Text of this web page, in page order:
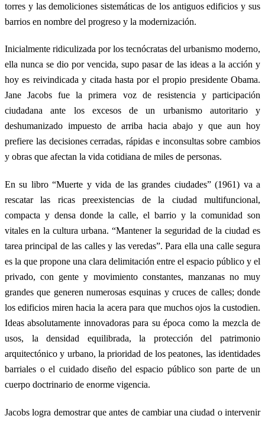
torres y las demoliciones sistemáticas de los antiguos edificios y sus
barrios en nombre del progreso y la modernización.
Inicialmente ridiculizada por los tecnócratas del urbanismo moderno,
ella nunca se dio por vencida, supo pasar de las ideas a la acción y
hoy es reivindicada y citada hasta por el propio presidente Obama.
Jane Jacobs fue la primera voz de resistencia y participación
ciudadana ante los excesos de un urbanismo autoritario y
deshumanizado impuesto de arriba hacia abajo y que aun hoy
prefiere las decisiones cerradas, rápidas e inconsultas sobre cambios
y obras que afectan la vida cotidiana de miles de personas.
En su libro “Muerte y vida de las grandes ciudades” (1961) va a
rescatar las ricas preexistencias de la ciudad multifuncional,
compacta y densa donde la calle, el barrio y la comunidad son
vitales en la cultura urbana. “Mantener la seguridad de la ciudad es
tarea principal de las calles y las veredas”. Para ella una calle segura
es la que propone una clara delimitación entre el espacio público y el
privado, con gente y movimiento constantes, manzanas no muy
grandes que generen numerosas esquinas y cruces de calles; donde
los edificios miren hacia la acera para que muchos ojos la custodien.
Ideas absolutamente innovadoras para su época como la mezcla de
usos, la densidad equilibrada, la protección del patrimonio
arquitectónico y urbano, la prioridad de los peatones, las identidades
barriales o el cuidado diseño del espacio público son parte de un
cuerpo doctrinario de enorme vigencia.
Jacobs logra demostrar que antes de cambiar una ciudad o intervenir